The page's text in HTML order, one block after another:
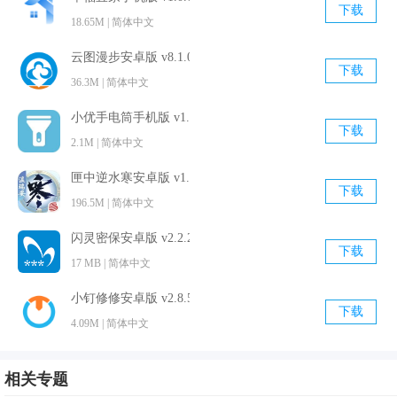
软件优势
等应有尽有；
2.土拨鼠变声器app支持高品质原声录音，可自定义专属变
声。
3.操作超级的简单，并且上面提供的变声的服务是相当的不错
的哦，自己可以随意的前来改变自己的声音；
4.专属声音：支持自定义设置变声参数，DIY个性化声音，拥
5.是款十分精彩有趣的手机变声器工具，所提供的变声器特效
18.65M | 简体中文
下载
云图漫步安卓版 v8.1.0 官方最新版
36.3M | 简体中文
下载
小优手电筒手机版 v1.9.0 官方最新版
2.1M | 简体中文
下载
匣中逆水寒安卓版 v1.3.17332 官方最新版
196.5M | 简体中文
下载
闪灵密保安卓版 v2.2.2 官方免费版
17 MB | 简体中文
下载
小钉修修安卓版 v2.8.5 手机免费版
4.09M | 简体中文
下载
相关专题